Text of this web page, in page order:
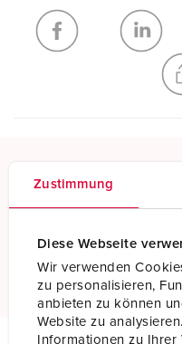
Zustimmung
Diese Webseite
Wir verwenden
zu personalisieren,
anbieten zu können
Website zu
Informationen zu
Mijn lijst
NIEUW